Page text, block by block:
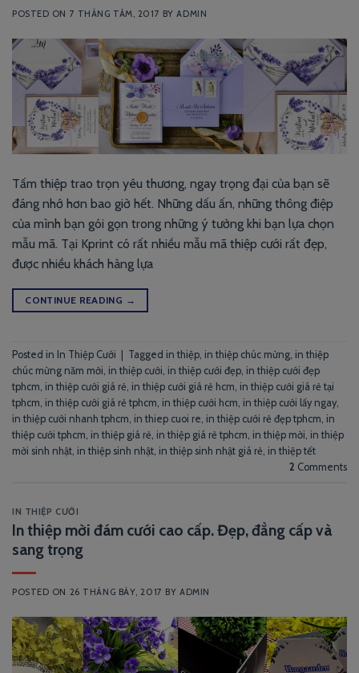
POSTED ON 7 THÁNG TÁM, 2017 BYADMIN
Tấm thiệp trao trọn yêu thương, ngay trọng đại của bạn sẽ
đáng nhớ hơn bao giờ hết. Những dấu ấn, những thông điệp
của mình bạn gói gọn trong những ý tưởng khi bạn lựa chọn
mẫu mã. Tại Kprint có rất nhiều mẫu mã thiệp cưới rất đẹp,
được nhiều khách hàng lựa
CONTINUE READING →
Posted in In Thiệp Cưới Tagged in thiệp, in thiệp chúc mừng, in thiệp
chúc mừng năm mới, in thiệp cưới, in thiệp cưới đẹp, in thiệp cưới đẹp
tphcm, in thiệp cưới giá rẻ, in thiệp cưới giá rẻ hcm, in thiệp cưới giá rẻ tại
tphcm, in thiệp cưới giá rẻ tphcm, in thiệp cưới hcm, in thiệp cưới lấy ngay,
in thiệp cưới nhanh tphcm, in thiep cuoi re, in thiệp cưới rẻ đẹp tphcm, in
thiệp cưới tphcm, in thiệp giá rẻ, in thiệp giá rẻ tphcm, in thiệp mời, in thiệp
mời sinh nhật, in thiệp sinh nhật, in thiệp sinh nhật giá rẻ, in thiệp tết
2 Comments
IN THIỆP CƯỚI
In thiệp mời đám cưới cao cấp. Đẹp, đẳng cấp và
sang trọng
POSTED ON 26 THÁNG BẢY, 2017 BY ADMIN